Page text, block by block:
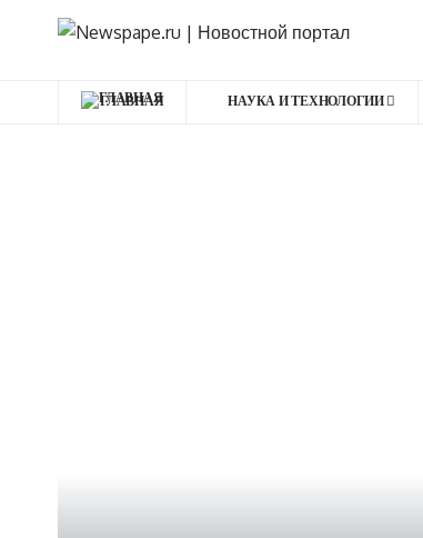
ГЛАВНАЯ НАУКА И ТЕХНОЛОГИИ